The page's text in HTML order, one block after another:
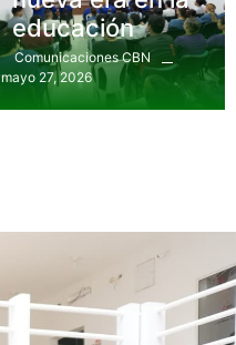
educación
Comunicaciones CBN
mayo 27, 2026